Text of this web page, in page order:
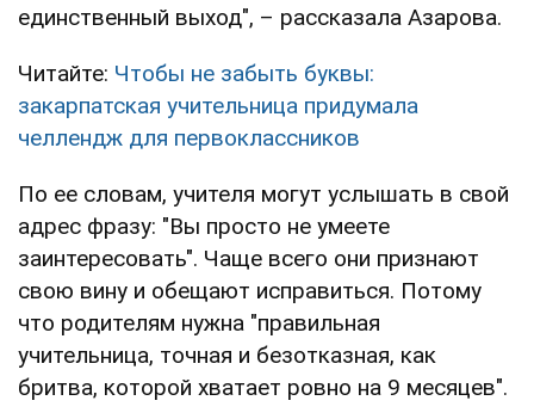
единственный выход", – рассказала Азарова.
Читайте: Чтобы не забыть буквы:
закарпатская учительница придумала
челлендж для первоклассников
По ее словам, учителя могут услышать в свой
адрес фразу: "Вы просто не умеете
заинтересовать". Чаще всего они признают
свою вину и обещают исправиться. Потому
что родителям нужна "правильная
учительница, точная и безотказная, как
бритва, которой хватает ровно на 9 месяцев".